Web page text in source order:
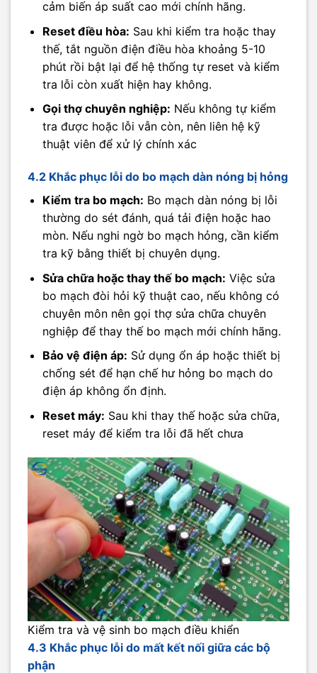
cảm biến áp suất cao mới chính hãng.
Reset điều hòa: Sau khi kiểm tra hoặc thay
thế, tắt nguồn điện điều hòa khoảng 5-10
phút rồi bật lại để hệ thống tự reset và kiểm
tra lỗi còn xuất hiện hay không.
Gọi thợ chuyên nghiệp: Nếu không tự kiểm
tra được hoặc lỗi vẫn còn, nên liên hệ kỹ
thuật viên để xử lý chính xác
4.2 Khắc phục lỗi do bo mạch dàn nóng bị hỏng
Kiểm tra bo mạch: Bo mạch dàn nóng bị lỗi
thường do sét đánh, quá tải điện hoặc hao
mòn. Nếu nghi ngờ bo mạch hỏng, cần kiểm
tra kỹ bằng thiết bị chuyên dụng.
Sửa chữa hoặc thay thế bo mạch: Việc sửa
bo mạch đòi hỏi kỹ thuật cao, nếu không có
chuyên môn nên gọi thợ sửa chữa chuyên
nghiệp để thay thế bo mạch mới chính hãng.
Bảo vệ điện áp: Sử dụng ổn áp hoặc thiết bị
chống sét để hạn chế hư hỏng bo mạch do
điện áp không ổn định.
Reset máy: Sau khi thay thế hoặc sửa chữa,
reset máy để kiểm tra lỗi đã hết chưa
Kiểm tra và vệ sinh bo mạch điều khiển
4.3 Khắc phục lỗi do mất kết nối giữa các bộ
phận